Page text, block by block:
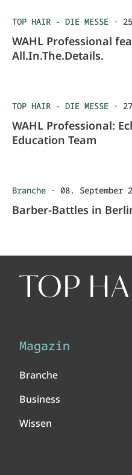
TOP HAIR - DIE MESSE ·
WAHL Professional
All.In.The.Details.
TOP HAIR - DIE MESSE ·
WAHL Professional:
Education Team
Branche · 08. September
Barber-Battles in
Magazin
Branche
Business
Wissen